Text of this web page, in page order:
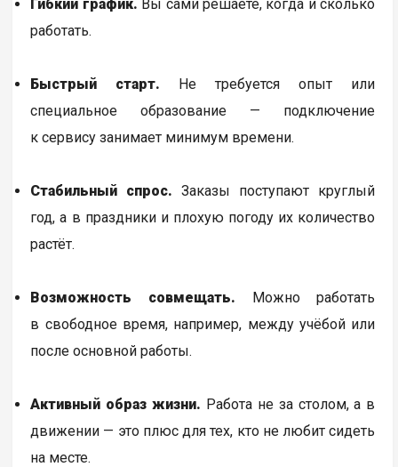
Гибкий график. Вы сами решаете, когда и сколько
работать.
Быстрый старт. Не требуется опыт или
специальное образование — подключение
к сервису занимает минимум времени.
Стабильный спрос. Заказы поступают круглый
год, а в праздники и плохую погоду их количество
растёт.
Возможность совмещать. Можно работать
в свободное время, например, между учёбой или
после основной работы.
Активный образ жизни. Работа не за столом, а в
движении — это плюс для тех, кто не любит сидеть
на месте.